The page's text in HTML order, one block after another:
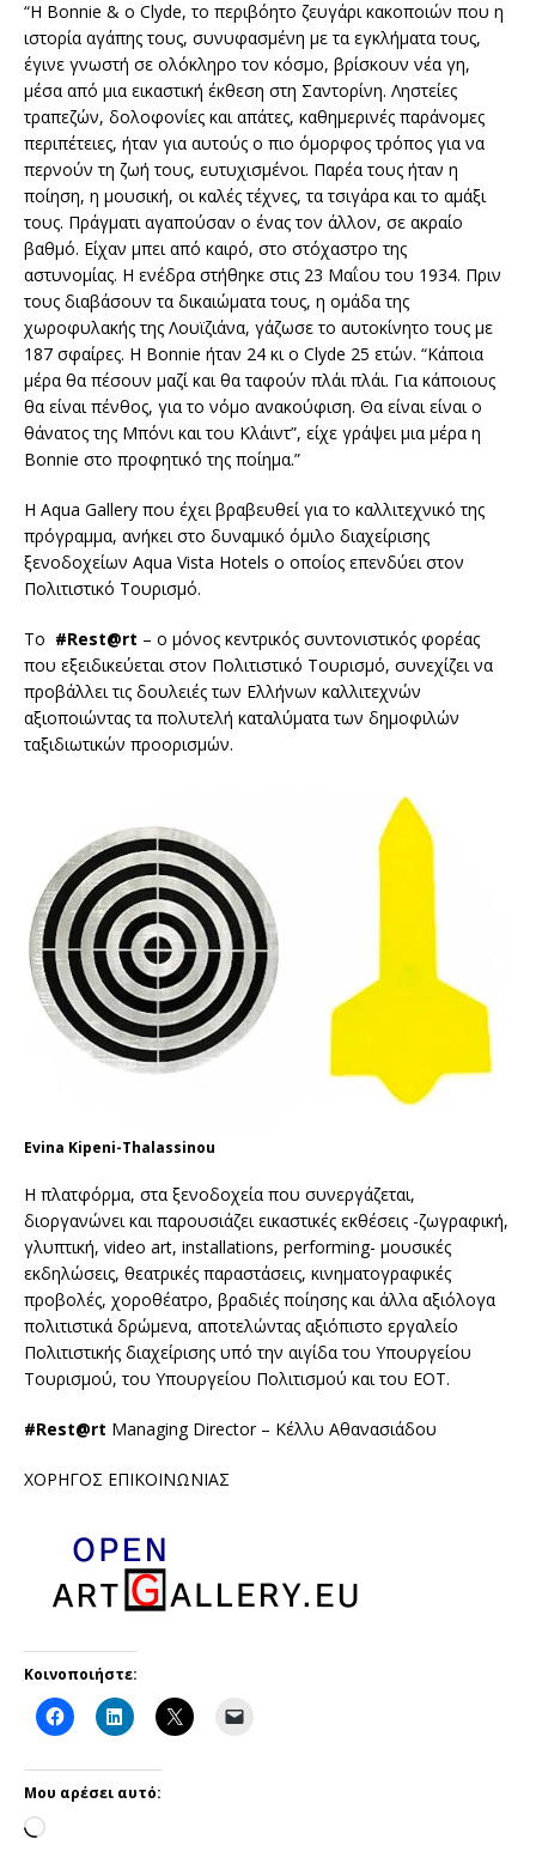
“Η Bonnie & o Clyde, το περιβόητο ζευγάρι κακοποιών που η
ιστορία αγάπης τους, συνυφασμένη με τα εγκλήματα τους,
έγινε γνωστή σε ολόκληρο τον κόσμο, βρίσκουν νέα γη,
μέσα από μια εικαστική έκθεση στη Σαντορίνη. Ληστείες
τραπεζών, δολοφονίες και απάτες, καθημερινές παράνομες
περιπέτειες, ήταν για αυτούς ο πιο όμορφος τρόπος για να
περνούν τη ζωή τους, ευτυχισμένοι. Παρέα τους ήταν η
ποίηση, η μουσική, οι καλές τέχνες, τα τσιγάρα και το αμάξι
τους. Πράγματι αγαπούσαν ο ένας τον άλλον, σε ακραίο
βαθμό. Είχαν μπει από καιρό, στο στόχαστρο της
αστυνομίας. Η ενέδρα στήθηκε στις 23 Μαΐου του 1934. Πριν
τους διαβάσουν τα δικαιώματα τους, η ομάδα της
χωροφυλακής της Λουϊζιάνα, γάζωσε το αυτοκίνητο τους με
187 σφαίρες. Η Bonnie ήταν 24 κι ο Clyde 25 ετών. “Κάποια
μέρα θα πέσουν μαζί και θα ταφούν πλάι πλάι. Για κάποιους
θα είναι πένθος, για το νόμο ανακούφιση. Θα είναι είναι ο
θάνατος της Μπόνι και του Κλάιντ”, είχε γράψει μια μέρα η
Bonnie στο προφητικό της ποίημα.”
Η Aqua Gallery που έχει βραβευθεί για το καλλιτεχνικό της
πρόγραμμα, ανήκει στο δυναμικό όμιλο διαχείρισης
ξενοδοχείων Aqua Vista Hotels ο οποίος επενδύει στον
Πολιτιστικό Τουρισμό.
Το #Rest@rt – ο μόνος κεντρικός συντονιστικός φορέας
που εξειδικεύεται στον Πολιτιστικό Τουρισμό, συνεχίζει να
προβάλλει τις δουλειές των Ελλήνων καλλιτεχνών
αξιοποιώντας τα πολυτελή καταλύματα των δημοφιλών
ταξιδιωτικών προορισμών.
Evina Kipeni-Thalassinou
Η πλατφόρμα, στα ξενοδοχεία που συνεργάζεται,
διοργανώνει και παρουσιάζει εικαστικές εκθέσεις -ζωγραφική,
γλυπτική, video art, installations, performing- μουσικές
εκδηλώσεις, θεατρικές παραστάσεις, κινηματογραφικές
προβολές, χοροθέατρο, βραδιές ποίησης και άλλα αξιόλογα
πολιτιστικά δρώμενα, αποτελώντας αξιόπιστο εργαλείο
Πολιτιστικής διαχείρισης υπό την αιγίδα του Υπουργείου
Τουρισμού, του Υπουργείου Πολιτισμού και του ΕΟΤ.
#Rest@rt Managing Director – Κέλλυ Αθανασιάδου
ΧΟΡΗΓΟΣ ΕΠΙΚΟΙΝΩΝΙΑΣ
Κοινοποιήστε:
Μου αρέσει αυτό: